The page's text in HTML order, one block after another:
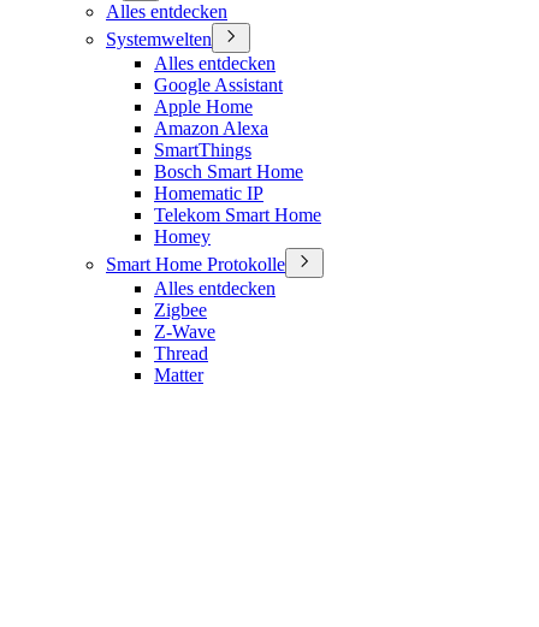
Alles entdecken
Systemwelten
Alles entdecken
Google Assistant
Apple Home
Amazon Alexa
SmartThings
Bosch Smart Home
Homematic IP
Telekom Smart Home
Homey
Smart Home Protokolle
Alles entdecken
Zigbee
Z-Wave
Thread
Matter